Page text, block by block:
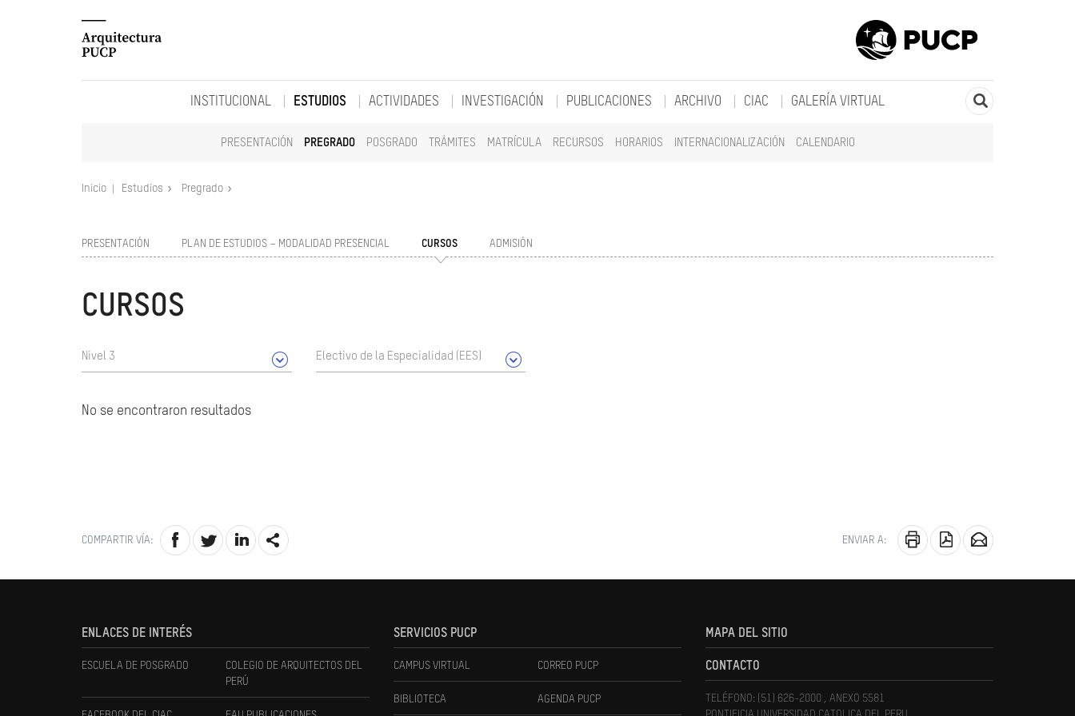
INSTITUCIONAL ESTUDIOS
PRESENTACIÓN PREGRADO POSGRADO TRÁMITES MATRÍCULA RECURSOS HORARIOS INTERNACIONALIZACIÓN CALENDARIO
ACTIVIDADES INVESTIGACIÓN PUBLICACIONES ARCHIVO CIAC GALERÍA VIRTUAL
Inicio Estudios Pregrado
PRESENTACIÓN PLAN DE ESTUDIOS – MODALIDAD PRESENCIAL CURSOS ADMISIÓN
CURSOS
Nivel 3 Electivo de la Especialidad (EES)
No se encontraron resultados
COMPARTIR VÍA: ENVIAR A:
ENLACES DE INTERÉS
ESCUELA DE POSGRADO
COLEGIO DE ARQUITECTOS DEL
PERÚ
SERVICIOS PUCP
CAMPUS VIRTUAL CORREO PUCP
BIBLIOTECA AGENDA PUCP
MAPA DEL SITIO
CONTACTO
TELÉFONO: (51) 626-2000 , ANEXO 5581